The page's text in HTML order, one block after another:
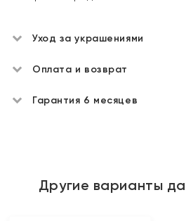
Уход за украшениями
Оплата и возврат
Гарантия 6 месяцев
Другие варианты